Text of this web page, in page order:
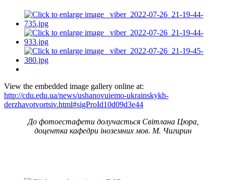
View the embedded image gallery online at:
http://cdu.edu.ua/news/ushanovuiemo-ukrainskykh-
derzhavotvortsiv.html#sigProId10d09d3e44
До фотоестафети долучається Світлана Цюра,
доцентка кафедри іноземних мов. М. Чигирин